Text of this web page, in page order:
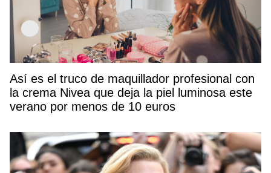
Así es el truco de maquillador profesional con
la crema Nivea que deja la piel luminosa este
verano por menos de 10 euros